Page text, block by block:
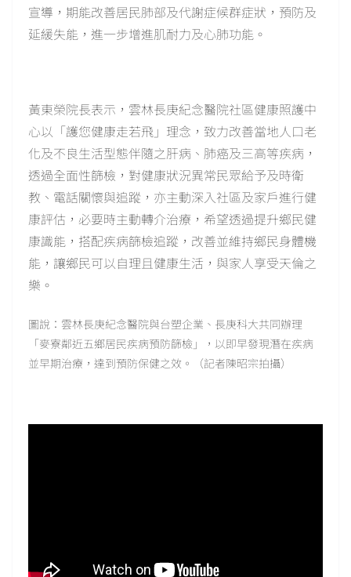
宣導，期能改善居民肺部及代謝症候群症狀，預防及
延緩失能，進一步增進肌耐力及心肺功能。
黃東榮院長表示，雲林長庚紀念醫院社區健康照護中
心以「護您健康走若飛」理念，致力改善當地人口老
化及不良生活型態伴隨之肝病、肺癌及三高等疾病，
透過全面性篩檢，對健康狀況異常民眾給予及時衛
教、電話關懷與追蹤，亦主動深入社區及家戶進行健
康評估，必要時主動轉介治療，希望透過提升鄉民健
康識能，搭配疾病篩檢追蹤，改善並維持鄉民身體機
能，讓鄉民可以自理且健康生活，與家人享受天倫之
樂。
圖說：雲林長庚紀念醫院與台塑企業、長庚科大共同辦理
「麥寮鄰近五鄉居民疾病預防篩檢」，以即早發現潛在疾病
並早期治療，達到預防保健之效。（記者陳昭宗拍攝）